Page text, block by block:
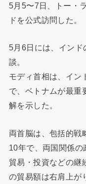
5月5〜7日、トー・
ドを公式訪問した。
5月6日には、インド
談。
モディ首相は、イン
で、ベトナムが最重
解を示した。
両首脳は、包括的戦
10年で、両国関係の
貿易・投資などの継
の貿易額は右肩上が